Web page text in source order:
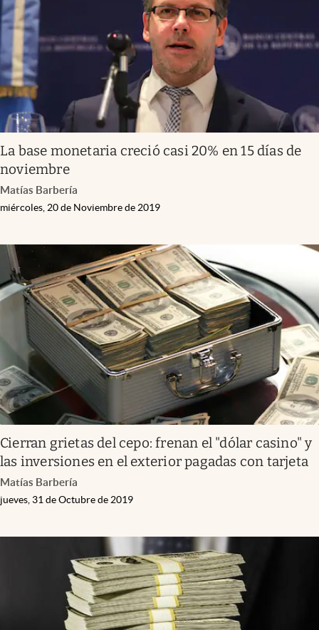
La base monetaria creció casi 20% en 15 días de
noviembre
Matías Barbería
miércoles, 20 de Noviembre de 2019
Cierran grietas del cepo: frenan el "dólar casino" y
las inversiones en el exterior pagadas con tarjeta
Matías Barbería
jueves, 31 de Octubre de 2019